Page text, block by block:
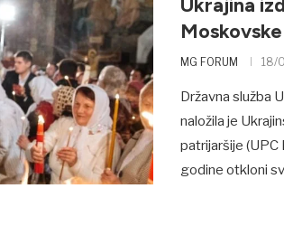
Ukrajina
MG FORUM 18/
Državna služba
naložila je
patrijaršije (UPC
godine otkloni